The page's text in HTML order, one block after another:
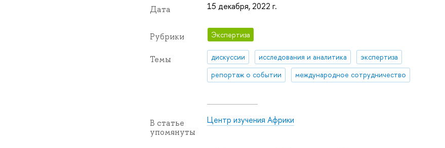
Дата 15 декабря, 2022 г.
Рубрики Экспертиза
Темы дискуссии исследования и аналитика
экспертиза
репортаж о событии
международное сотрудничество
В статье
упомянуты
Центр изучения Африки